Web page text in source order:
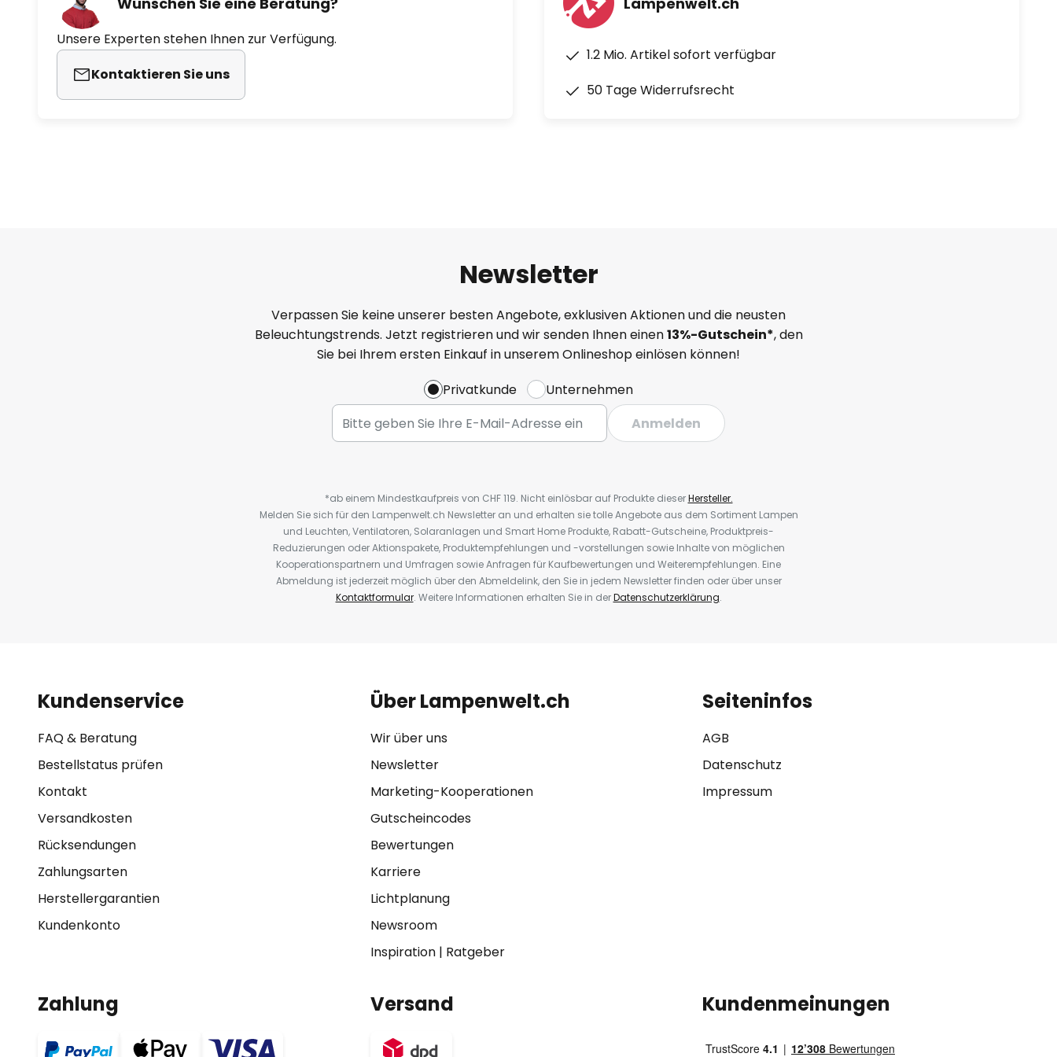
Unsere Experten stehen Ihnen zur Verfügung.
Kontaktieren Sie uns
1.2 Mio. Artikel sofort verfügbar
50 Tage Widerrufsrecht
Newsletter
Verpassen Sie keine unserer besten Angebote, exklusiven Aktionen und die neusten
Beleuchtungstrends. Jetzt registrieren und wir senden Ihnen einen13%-Gutschein*, den
Sie bei Ihrem ersten Einkauf in unserem Onlineshop einlösen können!
Privatkunde
Unternehmen
Anmelden
*ab einem Mindestkaufpreis von CHF 119. Nicht einlösbar auf Produkte dieserHersteller.
Melden Sie sich für den Lampenwelt.ch Newsletter an und erhalten sie tolle Angebote aus dem Sortiment Lampen
und Leuchten, Ventilatoren, Solaranlagen und Smart Home Produkte, Rabatt-Gutscheine, Produktpreis-
Reduzierungen oder Aktionspakete, Produktempfehlungen und -vorstellungen sowie Inhalte von möglichen
Kooperationspartnern und Umfragen sowie Anfragen für Kaufbewertungen und Weiterempfehlungen. Eine
Abmeldung ist jederzeit möglich über den Abmeldelink, den Sie in jedem Newsletter finden oder über unser
Kontaktformular. Weitere Informationen erhalten Sie in derDatenschutzerklärung.
Kundenservice
FAQ & Beratung
Bestellstatus prüfen
Kontakt
Versandkosten
Rücksendungen
Zahlungsarten
Herstellergarantien
Kundenkonto
Über Lampenwelt.ch
Wir über uns
Newsletter
Marketing-Kooperationen
Gutscheincodes
Bewertungen
Karriere
Lichtplanung
Newsroom
Inspiration| Ratgeber
Seiteninfos
AGB
Datenschutz
Impressum
Zahlung Versand Kundenmeinungen